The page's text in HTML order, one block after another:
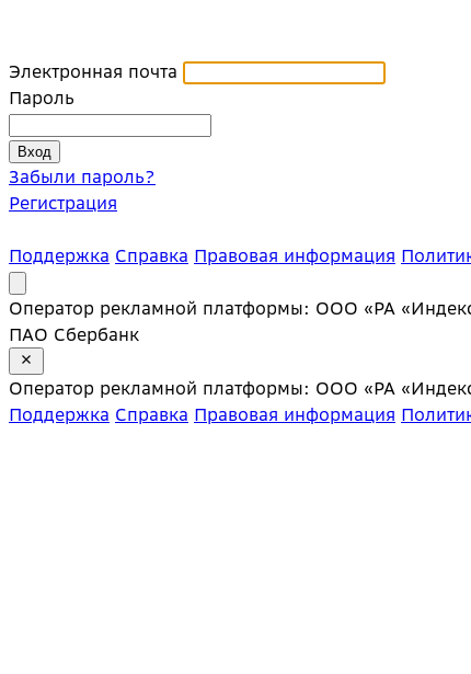
Электронная почта
Пароль
Забыли пароль?
Регистрация
Поддержка Справка Правовая информация
Оператор рекламной платформы: ООО «РА
ПАО Сбербанк
Оператор рекламной платформы: ООО «РА
Поддержка Справка Правовая информация